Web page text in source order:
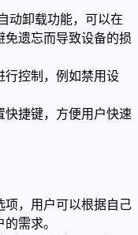
动卸载功能，可以在
免遗忘而导致设备的损
行控制，例如禁用设
快捷键，方便用户快速
项，用户可以根据自己
需求。